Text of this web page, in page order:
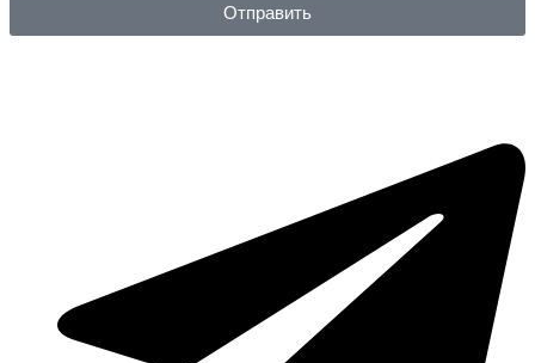
Отправить